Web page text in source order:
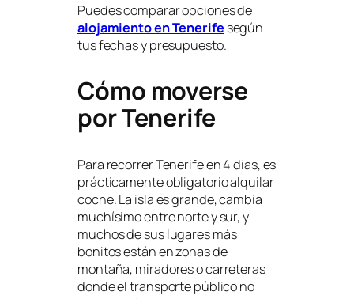
Puedes comparar opciones de
alojamiento en Tenerifesegún
tus fechas y presupuesto.
Cómo moverse
por Tenerife
Para recorrer Tenerife en 4 días, es
prácticamente obligatorio alquilar
coche. La isla es grande, cambia
muchísimo entre norte y sur, y
muchos de sus lugares más
bonitos están en zonas de
montaña, miradores o carreteras
donde el transporte público no